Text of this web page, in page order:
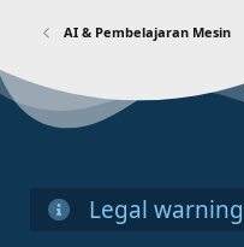
AI & Pembelajaran Mesin
Legal warning